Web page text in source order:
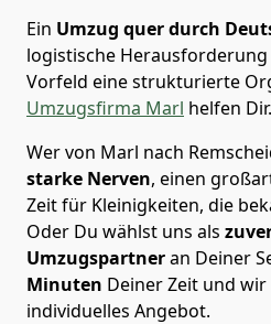
Ein Umzug quer durch
logistische
Vorfeld eine strukturierte
Umzugsfirma Marl helfen Dir.
Wer von Marl nach
starke Nerven, einen
Zeit für Kleinigkeiten, die
Oder Du wählst uns als
Umzugspartneran Deiner
Minuten Deiner Zeit und
individuelles Angebot.